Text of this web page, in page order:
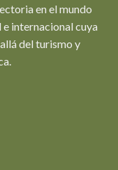
en el mundo
internacional cuya
del turismo y